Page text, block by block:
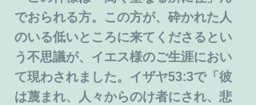
でおられる方。この方が、砕かれた人
のいる低いところに来てくださるとい
う不思議が、イエス様のご生涯におい
て現わされました。イザヤ53:3で「彼
は蔑まれ、人々からのけ者にされ、悲